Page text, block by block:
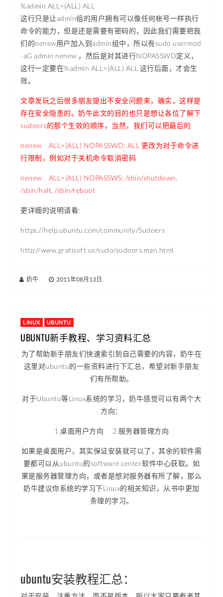
%admin ALL=(ALL) ALL
这行只是让admin组的用户拥有可以像任何帐号一样执行
命令的能力，但是还是需要有密码的，因此我们需要把我
们的nenew用户加入到admin组中，所以有sudo usermod
-aG admin nenew ，然后是对其进行NOPASSWD定义，
这行一定要在%admin ALL=(ALL) ALL 这行后面，才会生
效。
文章发玩之后很多朋友提出不安全问题来，确实，这样是
存在安全隐患的。奶牛此文的目的也只是想让各位了解下
sudoers的那个生效的顺序，当然，我们可以把最后的
nenew ALL=(ALL) NOPASSWD: ALL 更改为对于命令进
行限制，例如对于关机命令取消密码
nenew ALL=(ALL) NOPASSWS: /sbin/shutdown,
/sbin/halt, /sbin/reboot
更详细的说明请看:
https://help.ubuntu.com/community/Sudoers
http://www.gratisoft.us/sudo/sudoers.man.html
奶牛 2011年08月13日
LINUX UBUNTU
UBUNTU新手教程、学习资料汇总
为了帮助新手朋友们快速索引到自己需要的内容，奶牛在
这里对ubuntu的一些资料进行下汇总，希望对新手朋友
们有所帮助。
对于Ubuntu等Linux系统的学习，奶牛感觉可以有两个大
方向：
1.桌面用户方向 2.服务器管理方向
如果是桌面用户，其实保证安装就可以了，其余的软件需
要都可以从ubuntu的software center软件中心获取。如
果是服务器管理方向，或者是想对服务器有所了解，那么
奶牛建议你系统的学习下Linux的相关知识，从书中更加
条理的学习。
ubuntu安装教程汇总：